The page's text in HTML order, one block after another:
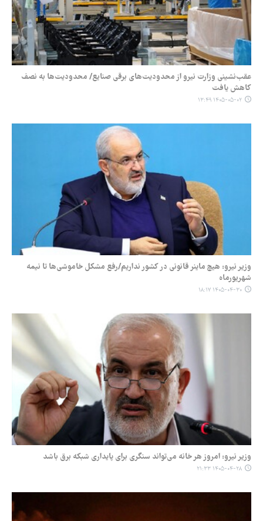
عقب‌نشینی وزارت نیرو از محدودیت‌های برقی صنایع/ محدودیت‌ها به نصف
کاهش یافت
۱۴۰۵-۰۵-۰۲ ۱۳:۴۹
وزیر نیرو: هیچ ماینر قانونی در کشور نداریم/رفع مشکل خاموشی‌ها تا نیمه
شهریورماه
۱۴۰۵-۰۴-۳۰ ۱۸:۱۷
وزیر نیرو: امروز هر خانه می‌تواند سنگری برای پایداری شبکه برق باشد
۱۴۰۵-۰۴-۲۸ ۲۱:۳۳